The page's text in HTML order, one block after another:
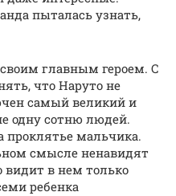
пыталась узнать,
главным героем. С
что Наруто не
самый великий и
одну сотню людей.
проклятье мальчика.
смысле ненавидят
видит в нем только
ребенка